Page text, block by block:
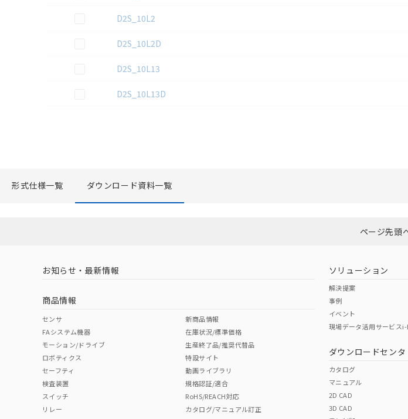
この資料を選択
D2S_10L2
この資料を選択
D2S_10L2D
この資料を選択
D2S_10L13
この資料を選択D2S_10L13D
形式仕様一覧 ダウンロード資料一覧
ページ先頭
お知らせ・最新情報
商品情報
センサ
FAシステム機器
モーション/ドライブ
ロボティクス
セーフティ
検査装置
スイッチ
リレー
新商品情報
在庫状況/標準価格
生産終了品/推奨代替品
特設サイト
動画ライブラリ
規格認証/適合
RoHS/REACH対応
カタログ/マニュアル訂正
ソリューション
解決提案
事例
イベント
現場データ活用サービスi-
ダウンロードセンタ
カタログ
マニュアル
2D CAD
3D CAD